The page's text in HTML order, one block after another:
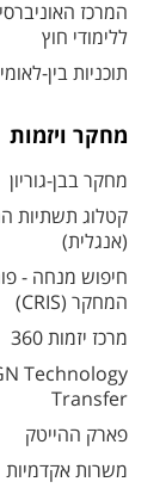
המרכז
ללימודי חוץ
תוכניות בין-
מחקר ויזמות
מחקר בבן-גוריון
קטלוג תשתיות
(אנגלית)
חיפוש מנחה -
המחקר (CRIS)
מרכז יזמות 360
Technology
Transfer
פארק ההייטק
משרות אקדמיות